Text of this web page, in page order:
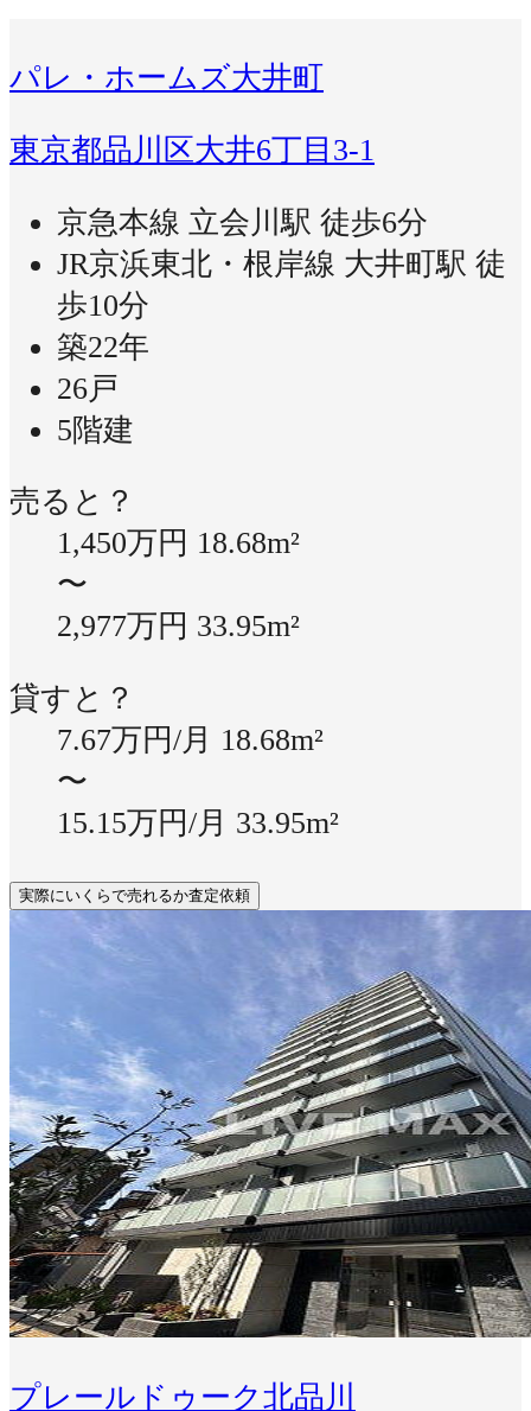
パレ・ホームズ大井町
東京都品川区大井6丁目3-1
京急本線 立会川駅 徒歩6分
JR京浜東北・根岸線 大井町駅 徒
歩10分
築22年
26戸
5階建
売ると？
1,450万円 18.68m²
〜
2,977万円 33.95m²
貸すと？
7.67万円/月 18.68m²
〜
15.15万円/月 33.95m²
実際にいくらで売れるか査定依頼
プレールドゥーク北品川